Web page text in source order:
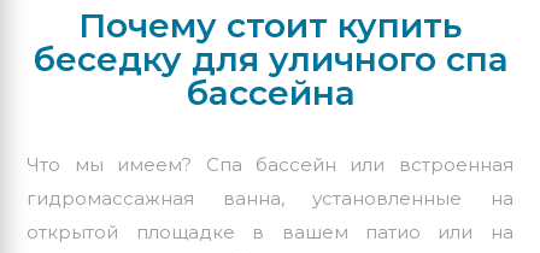
Почему стоит купить
беседку для уличного спа
бассейна
Что мы имеем? Спа бассейн или встроенная
гидромассажная ванна, установленные на
открытой площадке в вашем патио или на